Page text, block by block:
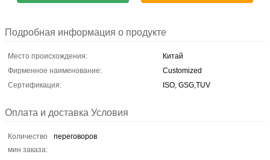
Подробная информация о продукте
Место происхождения:
Китай
Фирменное наименование:
Customized
Сертификация:
ISO, GSG,TUV
Оплата и доставка Условия
Количество
мин заказа:
переговоров